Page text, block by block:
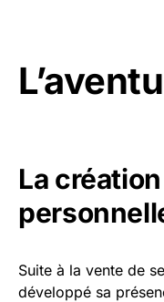
La
Suite à la vente de
développé sa